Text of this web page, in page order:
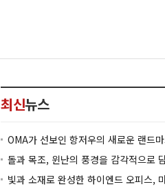
최신뉴스
OMA가 선보인 항저우의 새로운 랜드마크,
돌과 목조, 윈난의 풍경을 감각적으로 담아낸 Lan Bistro
빛과 소재로 완성한 하이엔드 오피스, 마이애미